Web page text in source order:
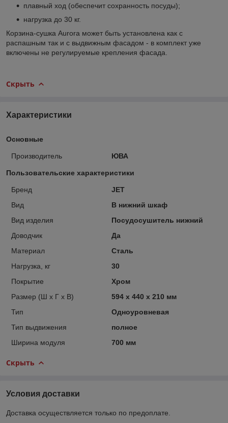
плавный ход (обеспечит сохранность посуды);
нагрузка до 30 кг.
Корзина-сушка Aurora может быть установлена как с
распашным так и с выдвижным фасадом - в комплект уже
включены не регулируемые крепления фасада.
Скрыть
Характеристики
Основные
Производитель ЮВА
Пользовательские характеристики
Бренд
JET
Вид
В нижний шкаф
Вид изделия
Посудосушитель нижний
Доводчик
Да
Материал
Сталь
Нагрузка, кг
30
Покрытие
Хром
Размер (Ш х Г х В)
594 х 440 х 210 мм
Тип
Одноуровневая
Тип выдвижения
полное
Ширина модуля
700 мм
Скрыть
Условия доставки
Доставка осуществляется только по предоплате.